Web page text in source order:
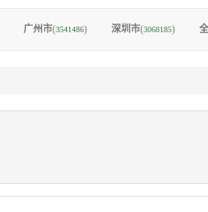
广州市(3541486) 深圳市(3068185)